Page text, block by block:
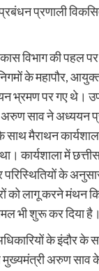
प्रणाली
विभाग की पहल
के महापौर,
भ्रमण पर गए थे।
अरुण साव ने अध्ययन
साथ मैराथन
कार्यशाला में
के
को लागू करने मंथन
भी शुरू कर दिया है।
के इंदौर के
अरुण साव के